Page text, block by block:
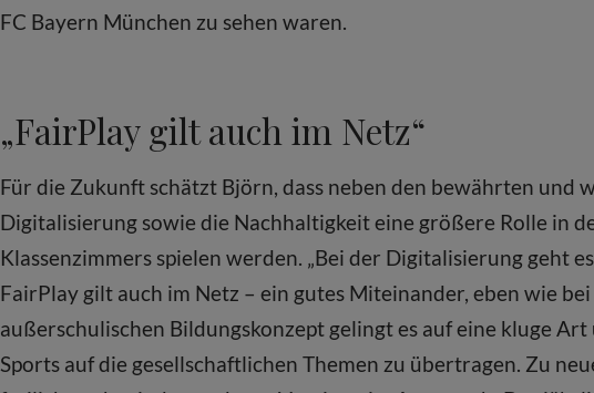
FC Bayern München zu sehen waren.
„FairPlay gilt auch im Netz“
Für die Zukunft schätzt Björn, dass neben den bewährten und
Digitalisierung sowie die Nachhaltigkeit eine größere Rolle in
Klassenzimmers spielen werden. „Bei der Digitalisierung geht
FairPlay gilt auch im Netz – ein gutes Miteinander, eben wie
außerschulischen Bildungskonzept gelingt es auf eine kluge
Sports auf die gesellschaftlichen Themen zu übertragen. Zu